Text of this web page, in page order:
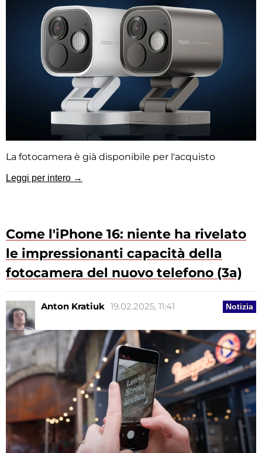
La fotocamera è già disponibile per l'acquisto
Leggi per intero →
Come l'iPhone 16: niente ha rivelato
le impressionanti capacità della
fotocamera del nuovo telefono (3a)
Notizia
Anton Kratiuk 19.02.2025, 11:41